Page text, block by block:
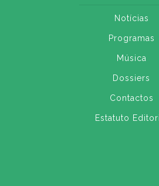
Notícias
Programas
Música
Dossiers
Contactos
Estatuto